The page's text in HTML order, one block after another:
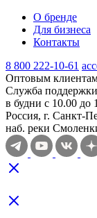
О бренде
Для бизнеса
Контакты
8 800 222-10-61
Оптовым
Служба поддержки
в будни с 10.00 до
Россия, г. Санкт-
наб. реки